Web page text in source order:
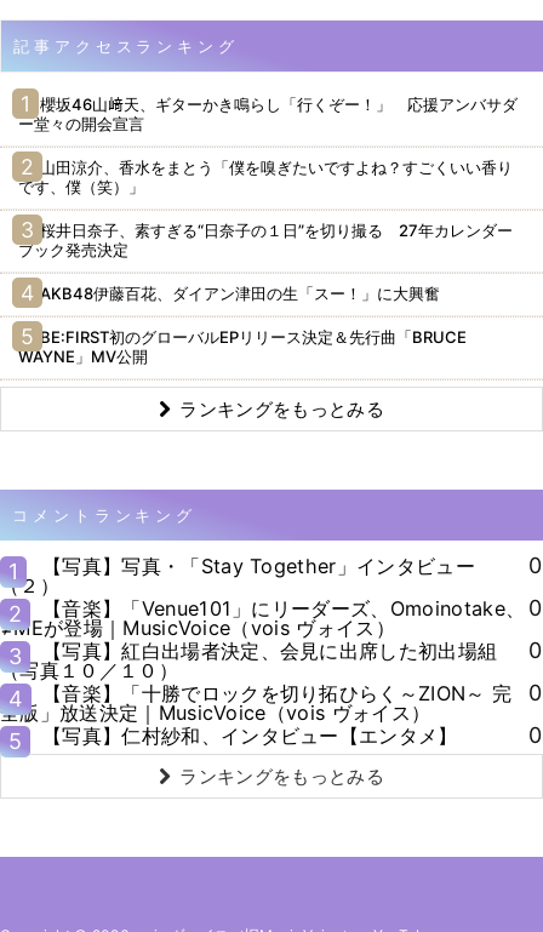
記事アクセスランキング
櫻坂46山﨑天、ギターかき鳴らし「行くぞー！」 応援アンバサダ
ー堂々の開会宣言
山田涼介、香水をまとう「僕を嗅ぎたいですよね？すごくいい香り
です、僕（笑）」
桜井日奈子、素すぎる“日奈子の１日”を切り撮る 27年カレンダー
ブック発売決定
AKB48伊藤百花、ダイアン津田の生「スー！」に大興奮
BE:FIRST初のグローバルEPリリース決定＆先行曲「BRUCE
WAYNE」MV公開
ランキングをもっとみる
コメントランキング
1
【写真】写真・「Stay Together」インタビュー
（２）
0
2
【音楽】「Venue101」にリーダーズ、Omoinotake、
≠MEが登場｜MusicVoice（vois ヴォイス）
0
3
【写真】紅白出場者決定、会見に出席した初出場組
（写真１０／１０）
0
4
【音楽】「十勝でロックを切り拓ひらく～ZION～ 完
全版」放送決定｜MusicVoice（vois ヴォイス）
0
5
【写真】仁村紗和、インタビュー【エンタメ】 0
ランキングをもっとみる